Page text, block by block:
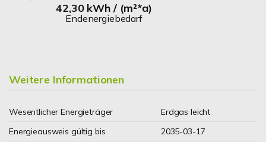
42,30 kWh / (m²*a)
Endenergiebedarf
Weitere Informationen
Wesentlicher Energieträger
Erdgas leicht
Energieausweis gültig bis
2035-03-17